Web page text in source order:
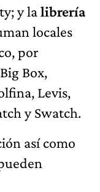
y lalibrería
locales
por
Box,
Levis,
y Swatch.
así como